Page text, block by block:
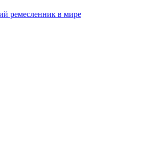
ремесленник в мире